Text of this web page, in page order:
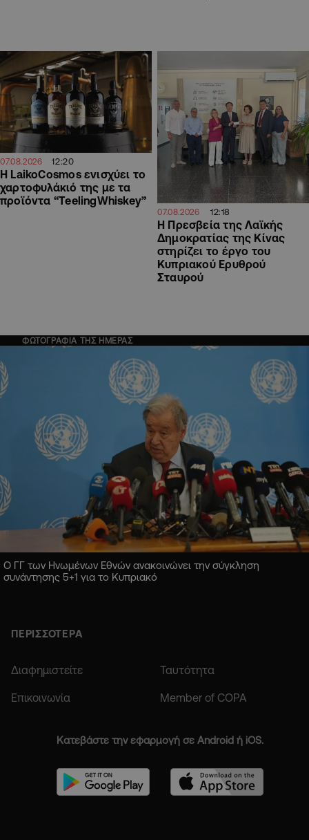
07.08.2026 12:20
Η LaikoCosmos ενισχύει το
χαρτοφυλάκιό της με τα
προϊόντα “TeelingWhiskey”
07.08.2026 12:18
Η Πρεσβεία της Λαϊκής
Δημοκρατίας της Κίνας
στηρίζει το έργο του
Κυπριακού Ερυθρού
Σταυρού
ΦΩΤΟΓΡΑΦΙΑ ΤΗΣ ΗΜΕΡΑΣ
Ο ΓΓ των Ηνωμένων Εθνών ανακοινώνει την σύγκληση
συνάντησης 5+1 για το Κυπριακό
ΠΕΡΙΣΣΟΤΕΡΑ
Διαφημιστείτε Ταυτότητα
Επικοινωνία Member of COPA
Κατεβάστε την εφαρμογή σε Android ή iOS.